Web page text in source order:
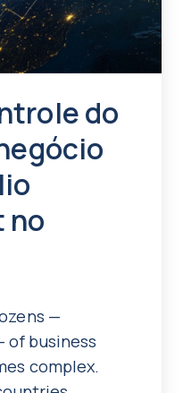
do
no
—
of business
complex.